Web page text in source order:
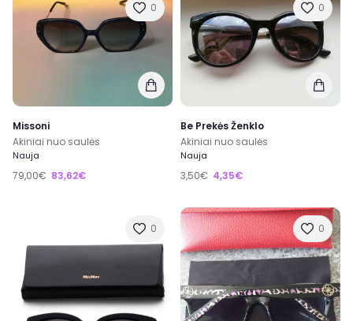
0
Missoni
Akiniai nuo saulės
Nauja
79,00€ 83,62€
0
Be Prekės Ženklo
Akiniai nuo saulės
Nauja
3,50€ 4,35€
0 0